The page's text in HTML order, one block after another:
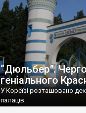
“Дюльбер”.
геніального
У Кореїзі розташовано
палаців.